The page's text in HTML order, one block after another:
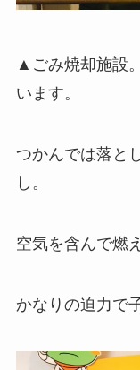
▲ごみ焼却施設
います。
つかんでは落と
し。
空気を含んで燃
かなりの迫力で